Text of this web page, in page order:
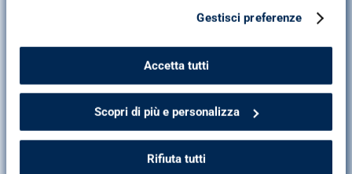
caratteristiche di tutti i cookie cliccando su “Scopri di
più e personalizza”. Per ulteriori informazioni consulta
Gestisci preferenze
Accetta tutti
Scopri di più e personalizza
Rifiuta tutti
Non aspettare per realizzare i tuoi sogni!
clienti contattati è soddisfatto del servizio.